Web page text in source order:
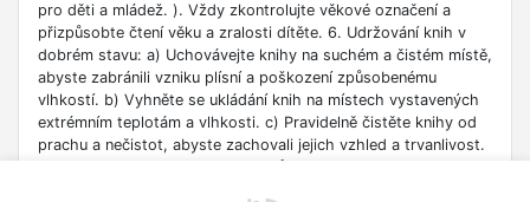
pro děti a mládež. ). Vždy zkontrolujte věkové označení a
přizpůsobte čtení věku a zralosti dítěte. 6. Udržování knih v
dobrém stavu: a) Uchovávejte knihy na suchém a čistém místě,
abyste zabránili vzniku plísní a poškození způsobenému
vlhkostí. b) Vyhněte se ukládání knih na místech vystavených
extrémním teplotám a vlhkosti. c) Pravidelně čistěte knihy od
prachu a nečistot, abyste zachovali jejich vzhled a trvanlivost.